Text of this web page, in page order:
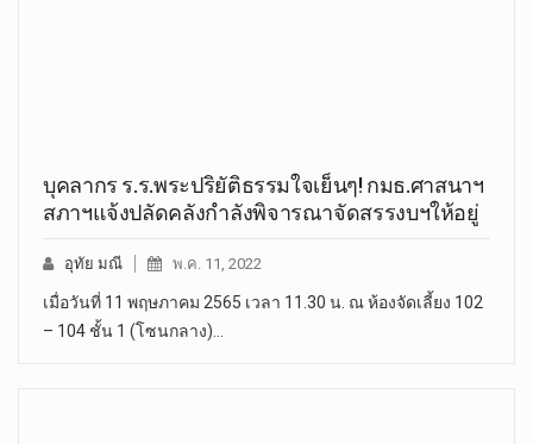
บุคลากร ร.ร.พระปริยัติธรรมใจเย็นๆ! กมธ.ศาสนาฯ
สภาฯแจ้งปลัดคลังกำลังพิจารณาจัดสรรงบฯให้อยู่
อุทัย มณี พ.ค. 11, 2022
เมื่อวันที่ 11 พฤษภาคม 2565 เวลา 11.30 น. ณ ห้องจัดเลี้ยง 102
– 104 ชั้น 1 (โซนกลาง)…